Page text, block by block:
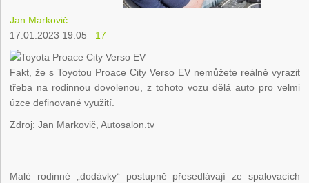
Jan Markovič
17.01.2023 19:05
17
Fakt, že s Toyotou Proace City Verso EV nemůžete reálně vyrazit
třeba na rodinnou dovolenou, z tohoto vozu dělá auto pro velmi
úzce definované využití.
Zdroj: Jan Markovič, Autosalon.tv
Malé rodinné „dodávky“ postupně přesedlávají ze spalovacích